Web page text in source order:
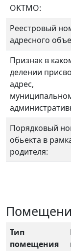
OKTMO:
Реестровый
адресного
Признак в
делении
адрес,
Порядковый
обьекта в
родителя:
Тип
помещения